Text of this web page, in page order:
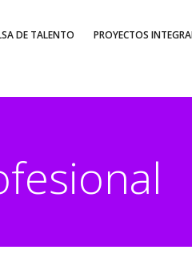
DE TALENTO PROYECTOS